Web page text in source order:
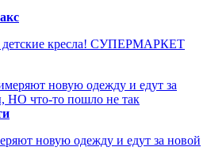
детские кресла! СУПЕРМАРКЕТ
новую одежду и едут за новой